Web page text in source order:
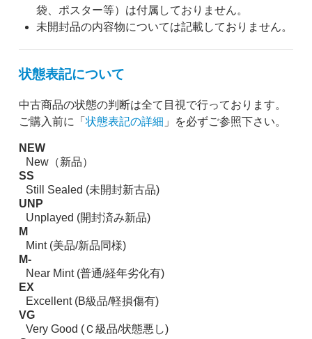
袋、ポスター等）は付属しておりません。
未開封品の内容物については記載しておりません。
状態表記について
中古商品の状態の判断は全て目視で行っております。
ご購入前に「 状態表記の詳細 」を必ずご参照下さい。
NEW
New（新品）
SS
Still Sealed (未開封新古品)
UNP
Unplayed (開封済み新品)
M
Mint (美品/新品同様)
M-
Near Mint (普通/経年劣化有)
EX
Excellent (B級品/軽損傷有)
VG
Very Good (Ｃ級品/状態悪し)